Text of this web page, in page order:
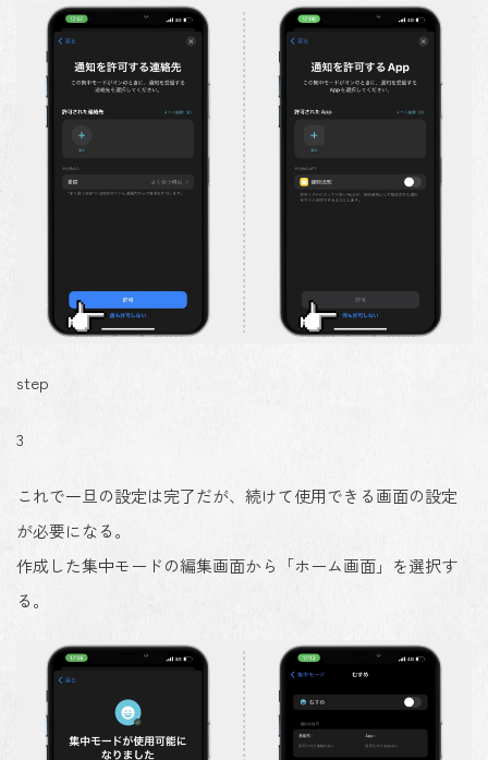
step
3
これで一旦の設定は完了だが、続けて使用できる画面の設定
が必要になる。
作成した集中モードの編集画面から「ホーム画面」を選択す
る。